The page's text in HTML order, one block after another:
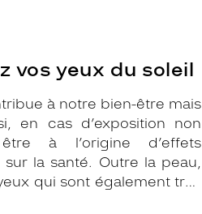
vos yeux du soleil
à notre bien-être mais
en cas d’exposition non
à l’origine d’effets
sur la santé. Outre la peau,
qui sont également très